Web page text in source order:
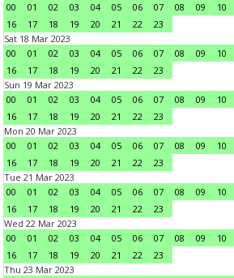
00
01 02 03 04 05 06 07 08 09 10
16
17 18 19 20 21 22
23
Sat 18 Mar 2023
00
01 02 03 04 05 06 07 08 09 10
16
17 18 19 20 21 22
23
Sun 19 Mar 2023
00
01 02 03 04 05 06 07 08 09 10
16
17 18 19 20 21 22
23
Mon 20 Mar 2023
00
01 02 03 04 05 06 07 08 09 10
16
17 18 19 20 21 22
23
Tue 21 Mar 2023
00
01 02 03 04 05 06 07 08 09 10
16
17 18 19 20 21 22
23
Wed 22 Mar 2023
00
01 02 03 04 05 06 07 08 09 10
16
17 18 19 20 21 22
23
Thu 23 Mar 2023